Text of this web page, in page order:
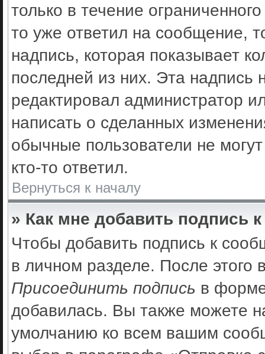
только в течение
то уже ответил на сообщение,
надпись, которая показывает
последней из них. Эта надпись
редактировал администратор
написать о сделанных
обычные пользователи не
кто-то ответил.
Вернуться к началу
» Как мне добавить подпись
Чтобы добавить подпись к
в личном разделе. После
Присоединить подпись в
добавилась. Вы также можете
умолчанию ко всем вашим